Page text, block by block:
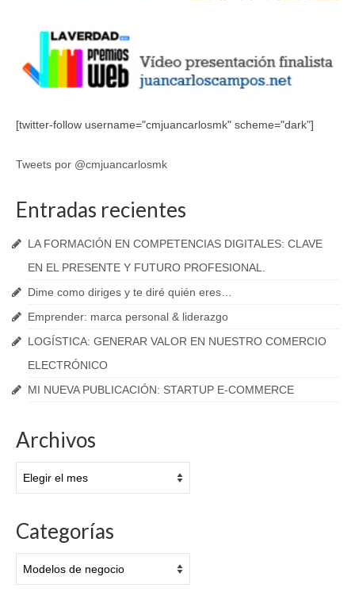
[twitter-follow username="cmjuancarlosmk" scheme="dark"]
Tweets por @cmjuancarlosmk
Entradas recientes
LA FORMACIÓN EN COMPETENCIAS DIGITALES: CLAVE
EN EL PRESENTE Y FUTURO PROFESIONAL.
Dime como diriges y te diré quién eres…
Emprender: marca personal & liderazgo
LOGÍSTICA: GENERAR VALOR EN NUESTRO COMERCIO
ELECTRÓNICO
MI NUEVA PUBLICACIÓN: STARTUP E-COMMERCE
Archivos
Categorías